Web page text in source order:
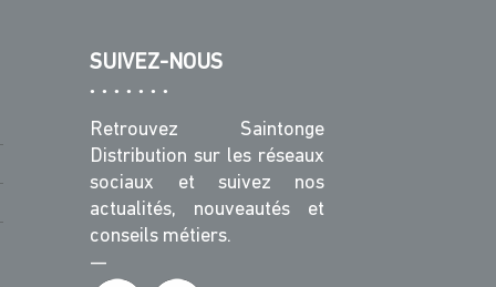
SUIVEZ-NOUS
Retrouvez Saintonge
Distribution sur les réseaux
sociaux et suivez nos
actualités, nouveautés et
conseils métiers.
—